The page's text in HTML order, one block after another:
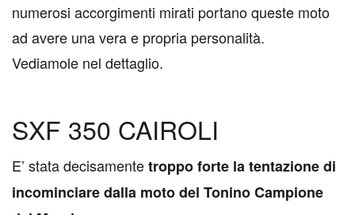
numerosi accorgimenti mirati portano queste moto
ad avere una vera e propria personalità.
Vediamole nel dettaglio.
SXF 350 CAIROLI
E’ stata decisamentetroppo forte la tentazione di
incominciare dalla moto del Tonino Campione